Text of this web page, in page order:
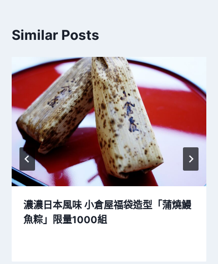
Similar Posts
濃濃日本風味 小倉屋福袋造型「蒲燒鰻
魚粽」限量1000組